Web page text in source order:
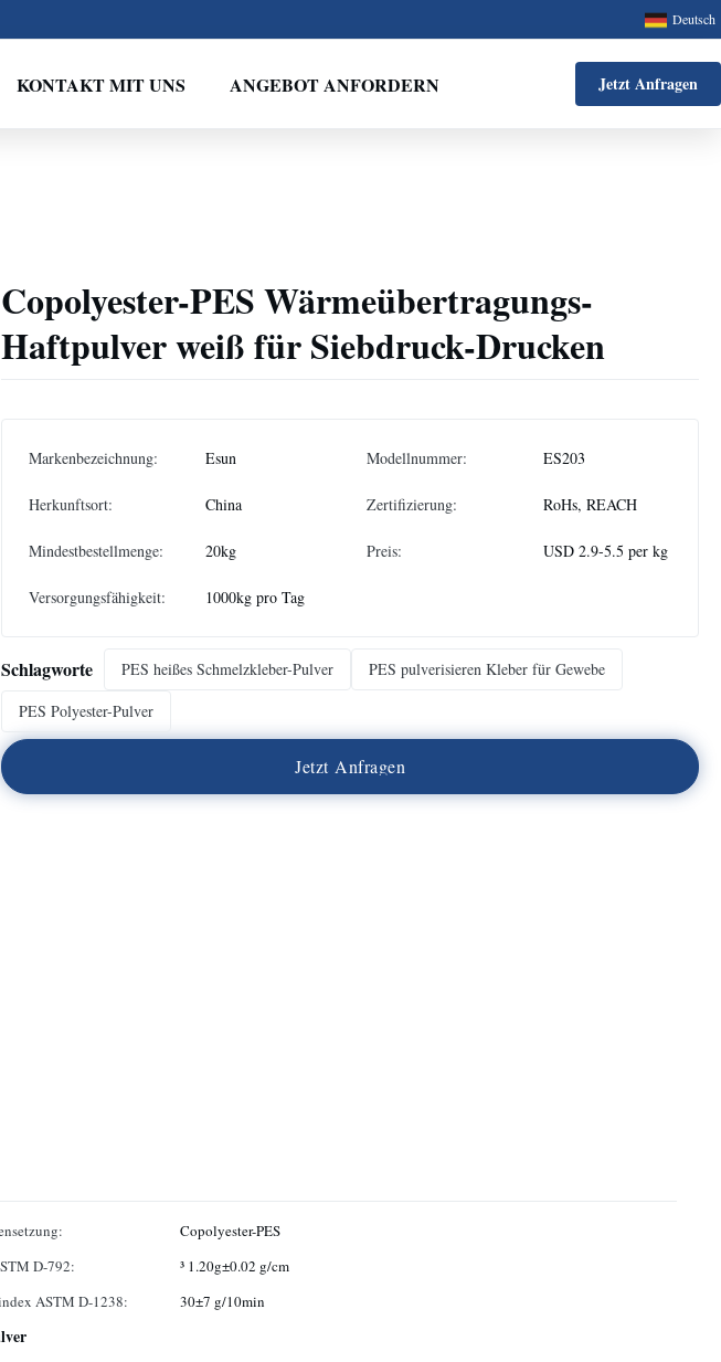
Deutsch
KONTAKT MIT UNS ANGEBOT ANFORDERN Jetzt Anfragen
Copolyester-PES Wärmeübertragungs-
Haftpulver weiß für Siebdruck-Drucken
Markenbezeichnung: Esun Modellnummer: ES203
Herkunftsort: China Zertifizierung: RoHs, REACH
Mindestbestellmenge: 20kg Preis: USD 2.9-5.5 per kg
Versorgungsfähigkeit: 1000kg pro Tag
Schlagworte PES heißes Schmelzkleber-Pulver
PES pulverisieren Kleber für Gewebe
PES Polyester-Pulver
Jetzt Anfragen
Copolyester-PES
ASTM D-792:
³ 1.20g±0.02 g/cm
Schmelzindex ASTM D-1238:
30±7 g/10min